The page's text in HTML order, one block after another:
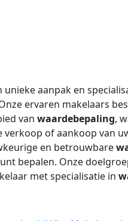
aanpak en
ervaren makelaars
van waardebepaling,
verkoop of aankoop van
en betrouwbare
bepalen. Onze
met specialisatie in